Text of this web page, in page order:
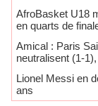
AfroBasket U18
en quarts de
Amical : Paris
neutralisent (1-
Lionel Messi en
ans